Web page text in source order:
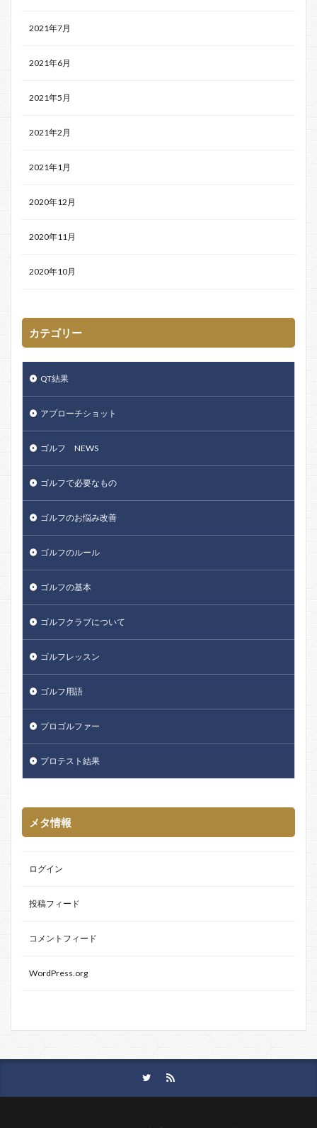
2021年7月
2021年6月
2021年5月
2021年2月
2021年1月
2020年12月
2020年11月
2020年10月
カテゴリー
QT結果
アプローチショット
ゴルフ NEWS
ゴルフで必要なもの
ゴルフのお悩み改善
ゴルフのルール
ゴルフの基本
ゴルフクラブについて
ゴルフレッスン
ゴルフ用語
プロゴルファー
プロテスト結果
メタ情報
ログイン
投稿フィード
コメントフィード
WordPress.org